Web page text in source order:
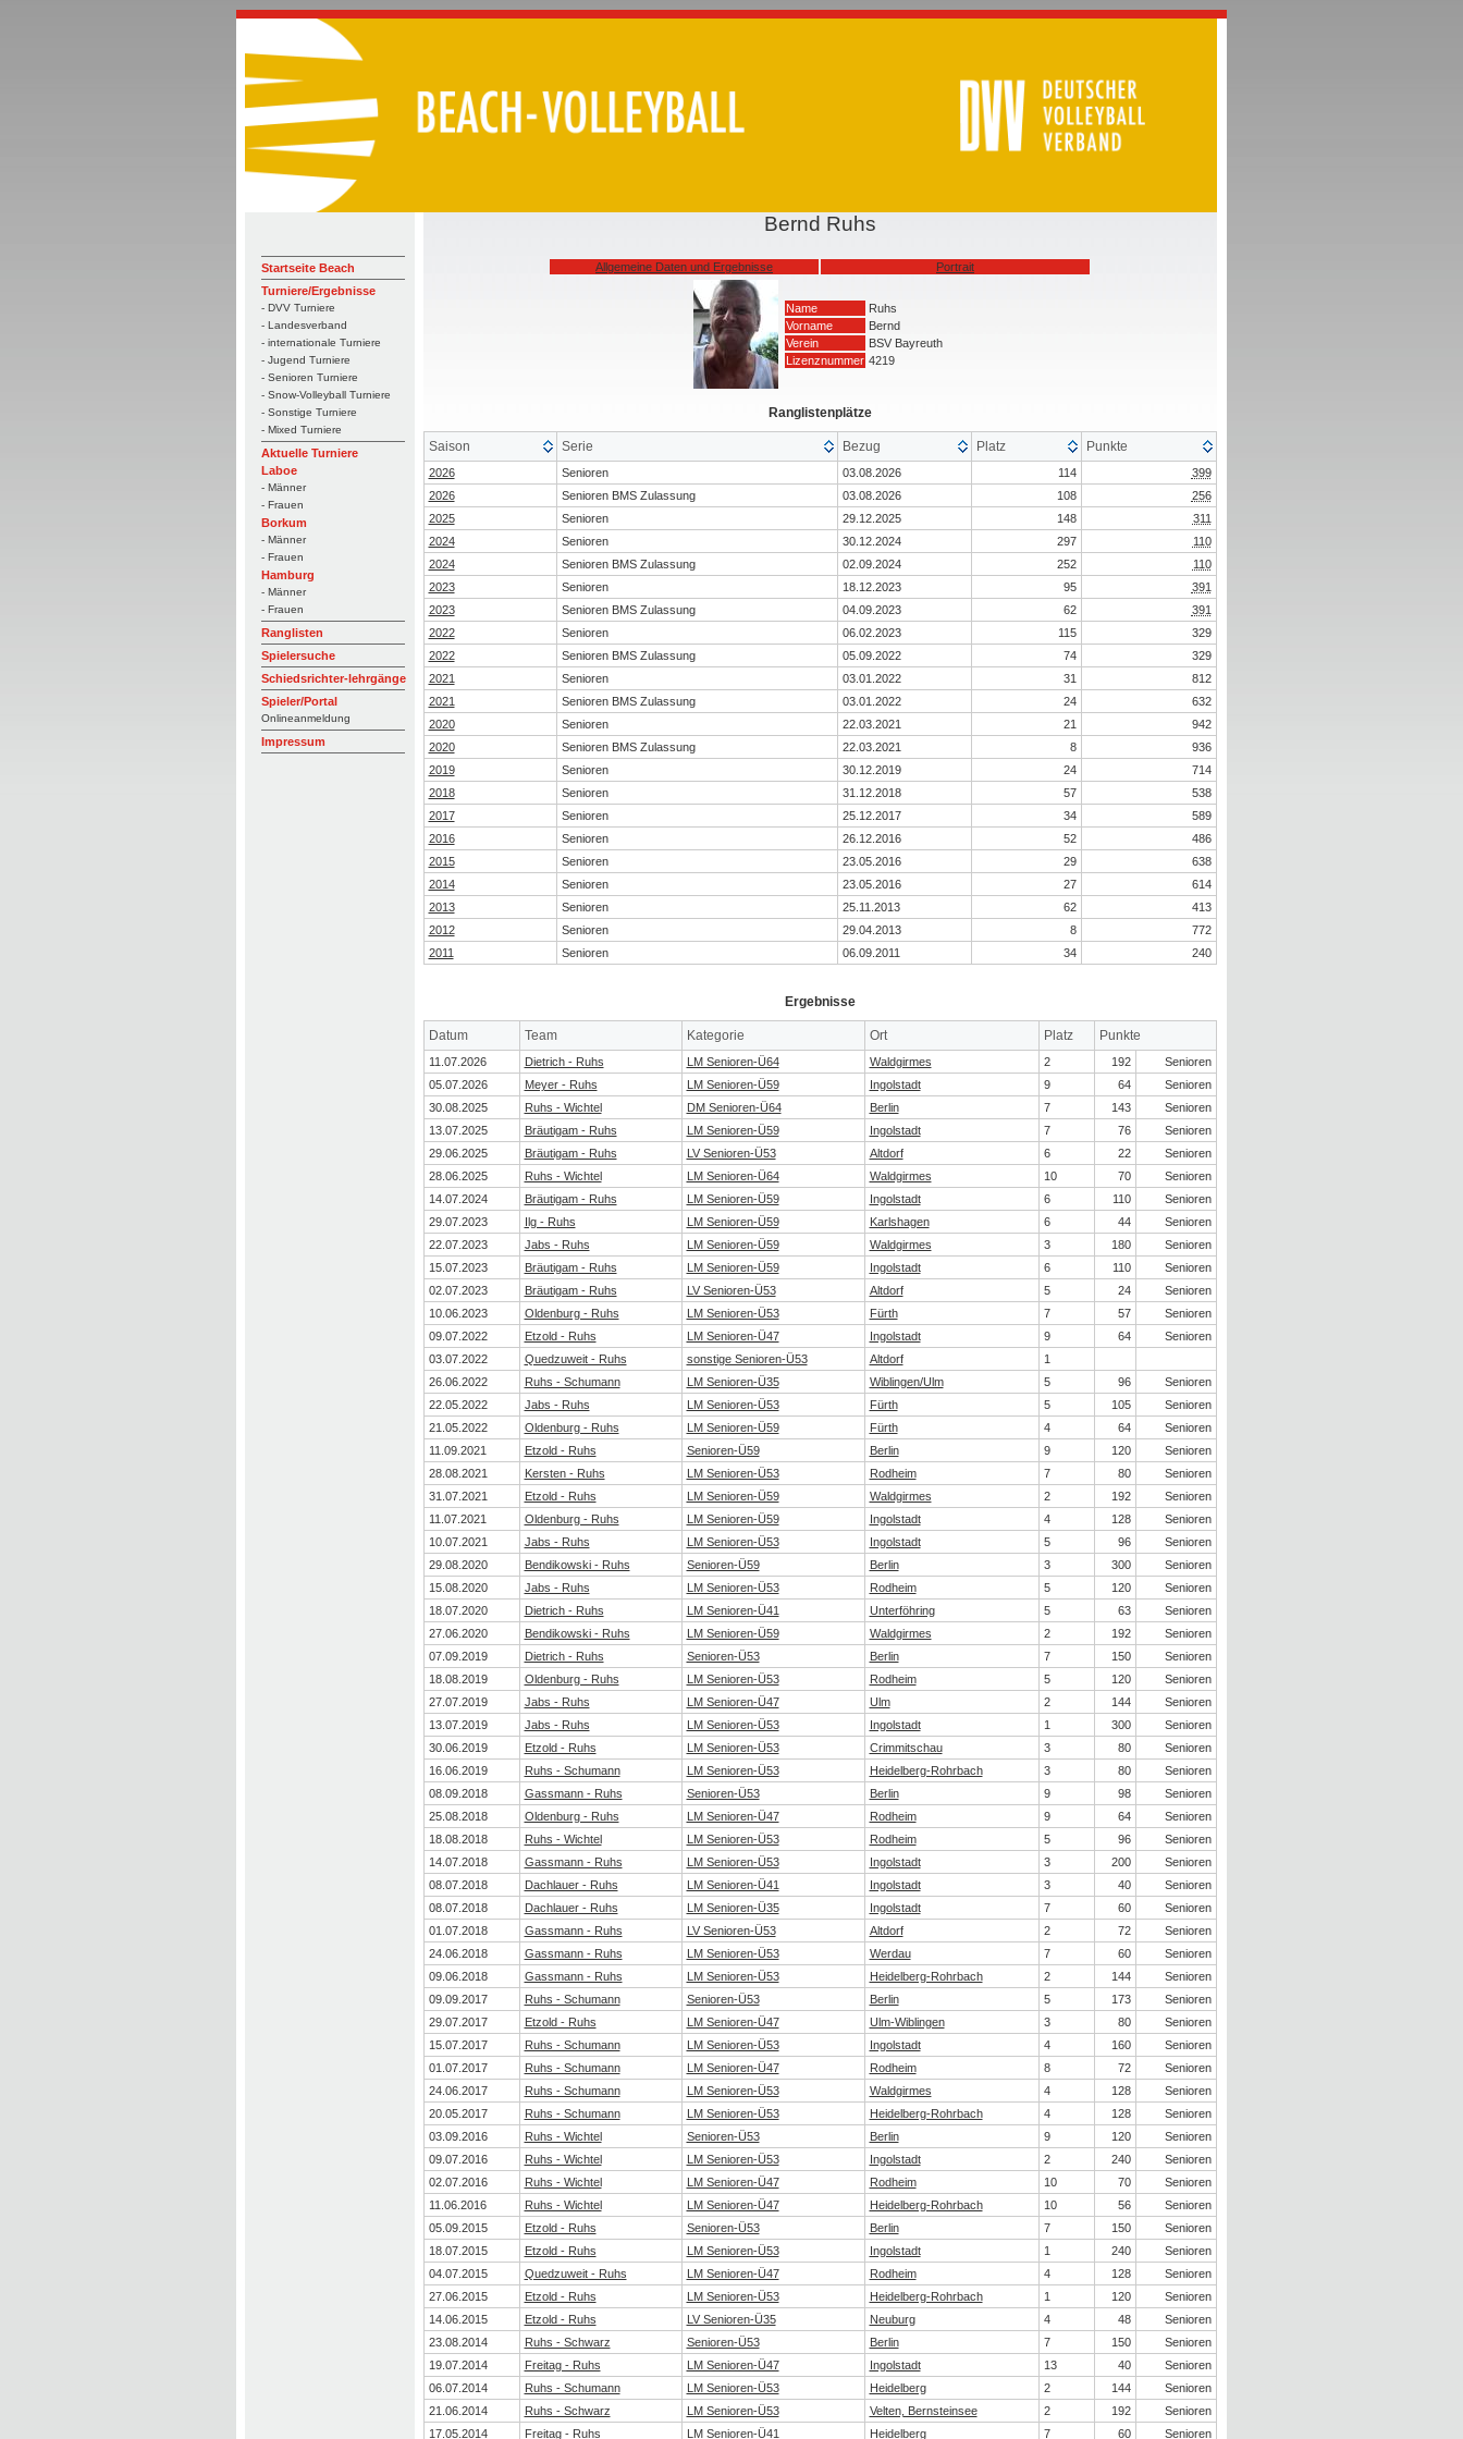
Startseite Beach
Turniere/Ergebnisse
- DVV Turniere
- Landesverband
- internationale Turniere
- Jugend Turniere
- Senioren Turniere
- Snow-Volleyball Turniere
- Sonstige Turniere
- Mixed Turniere
Aktuelle Turniere
Laboe
- Männer
- Frauen
Borkum
- Männer
- Frauen
Hamburg
- Männer
- Frauen
Ranglisten
Spielersuche
Schiedsrichter-lehrgänge
Spieler/Portal
Onlineanmeldung
Impressum
Bernd Ruhs
Allgemeine Daten und Ergebnisse Portrait
Name
Ruhs
Vorname
Bernd
Verein
BSV Bayreuth
Lizenznummer 4219
Ranglistenplätze
Saison Serie Bezug Platz Punkte
2026 Senioren 03.08.2026 114
399
2026
Senioren BMS Zulassung 03.08.2026 108
256
2025
Senioren 29.12.2025 148
311
2024
Senioren 30.12.2024 297
110
2024
Senioren BMS Zulassung 02.09.2024 252
110
2023
Senioren 18.12.2023 95
391
2023
Senioren BMS Zulassung 04.09.2023 62
391
2022
Senioren 06.02.2023 115
329
2022
Senioren BMS Zulassung 05.09.2022 74
329
2021
Senioren 03.01.2022 31
812
2021
Senioren BMS Zulassung 03.01.2022 24
632
2020
Senioren 22.03.2021 21
942
2020
Senioren BMS Zulassung 22.03.2021 8
936
2019
Senioren 30.12.2019 24
714
2018
Senioren 31.12.2018 57
538
2017
Senioren 25.12.2017 34
589
2016
Senioren 26.12.2016 52
486
2015
Senioren 23.05.2016 29
638
2014
Senioren 23.05.2016 27
614
2013
Senioren 25.11.2013 62
413
2012
Senioren 29.04.2013 8
772
2011
Senioren 06.09.2011 34 240
Ergebnisse
Datum Team Kategorie Ort Platz Punkte
11.07.2026 Dietrich - Ruhs LM Senioren-Ü64 Waldgirmes 2 192
Senioren
05.07.2026
Meyer - Ruhs LM Senioren-Ü59 Ingolstadt 9 64
Senioren
30.08.2025
Ruhs - Wichtel DM Senioren-Ü64 Berlin 7 143
Senioren
13.07.2025
Bräutigam - Ruhs LM Senioren-Ü59 Ingolstadt 7 76
Senioren
29.06.2025
Bräutigam - Ruhs LV Senioren-Ü53 Altdorf 6 22
Senioren
28.06.2025
Ruhs - Wichtel LM Senioren-Ü64 Waldgirmes 10 70
Senioren
14.07.2024
Bräutigam - Ruhs LM Senioren-Ü59 Ingolstadt 6 110
Senioren
29.07.2023
Ilg - Ruhs LM Senioren-Ü59 Karlshagen 6 44
Senioren
22.07.2023
Jabs - Ruhs LM Senioren-Ü59 Waldgirmes 3 180
Senioren
15.07.2023
Bräutigam - Ruhs LM Senioren-Ü59 Ingolstadt 6 110
Senioren
02.07.2023
Bräutigam - Ruhs LV Senioren-Ü53 Altdorf 5 24
Senioren
10.06.2023
Oldenburg - Ruhs LM Senioren-Ü53 Fürth 7 57
Senioren
09.07.2022
Etzold - Ruhs LM Senioren-Ü47 Ingolstadt 9 64
Senioren
03.07.2022
Quedzuweit - Ruhs sonstige Senioren-Ü53 Altdorf
1
26.06.2022
Ruhs - Schumann LM Senioren-Ü35 Wiblingen/Ulm 5 96
Senioren
22.05.2022
Jabs - Ruhs LM Senioren-Ü53 Fürth 5 105
Senioren
21.05.2022
Oldenburg - Ruhs LM Senioren-Ü59 Fürth 4 64
Senioren
11.09.2021
Etzold - Ruhs Senioren-Ü59 Berlin 9 120
Senioren
28.08.2021
Kersten - Ruhs LM Senioren-Ü53 Rodheim 7 80
Senioren
31.07.2021
Etzold - Ruhs LM Senioren-Ü59 Waldgirmes 2 192
Senioren
11.07.2021
Oldenburg - Ruhs LM Senioren-Ü59 Ingolstadt 4 128
Senioren
10.07.2021
Jabs - Ruhs LM Senioren-Ü53 Ingolstadt 5 96
Senioren
29.08.2020
Bendikowski - Ruhs Senioren-Ü59 Berlin 3 300
Senioren
15.08.2020
Jabs - Ruhs LM Senioren-Ü53 Rodheim 5 120
Senioren
18.07.2020
Dietrich - Ruhs LM Senioren-Ü41 Unterföhring 5 63
Senioren
27.06.2020
Bendikowski - Ruhs LM Senioren-Ü59 Waldgirmes 2 192
Senioren
07.09.2019
Dietrich - Ruhs Senioren-Ü53 Berlin 7 150
Senioren
18.08.2019
Oldenburg - Ruhs LM Senioren-Ü53 Rodheim 5 120
Senioren
27.07.2019
Jabs - Ruhs LM Senioren-Ü47 Ulm 2 144
Senioren
13.07.2019
Jabs - Ruhs LM Senioren-Ü53 Ingolstadt 1 300
Senioren
30.06.2019
Etzold - Ruhs LM Senioren-Ü53 Crimmitschau 3 80
Senioren
16.06.2019
Ruhs - Schumann LM Senioren-Ü53 Heidelberg-Rohrbach 3 80
Senioren
08.09.2018
Gassmann - Ruhs Senioren-Ü53 Berlin 9 98
Senioren
25.08.2018
Oldenburg - Ruhs LM Senioren-Ü47 Rodheim 9 64
Senioren
18.08.2018
Ruhs - Wichtel LM Senioren-Ü53 Rodheim 5 96
Senioren
14.07.2018
Gassmann - Ruhs LM Senioren-Ü53 Ingolstadt 3 200
Senioren
08.07.2018
Dachlauer - Ruhs LM Senioren-Ü41 Ingolstadt 3 40
Senioren
08.07.2018
Dachlauer - Ruhs LM Senioren-Ü35 Ingolstadt 7 60
Senioren
01.07.2018
Gassmann - Ruhs LV Senioren-Ü53 Altdorf 2 72
Senioren
24.06.2018
Gassmann - Ruhs LM Senioren-Ü53 Werdau 7 60
Senioren
09.06.2018
Gassmann - Ruhs LM Senioren-Ü53 Heidelberg-Rohrbach 2 144
Senioren
09.09.2017
Ruhs - Schumann Senioren-Ü53 Berlin 5 173
Senioren
29.07.2017
Etzold - Ruhs LM Senioren-Ü47 Ulm-Wiblingen 3 80
Senioren
15.07.2017
Ruhs - Schumann LM Senioren-Ü53 Ingolstadt 4 160
Senioren
01.07.2017
Ruhs - Schumann LM Senioren-Ü47 Rodheim 8 72
Senioren
24.06.2017
Ruhs - Schumann LM Senioren-Ü53 Waldgirmes 4 128
Senioren
20.05.2017
Ruhs - Schumann LM Senioren-Ü53 Heidelberg-Rohrbach 4 128
Senioren
03.09.2016
Ruhs - Wichtel Senioren-Ü53 Berlin 9 120
Senioren
09.07.2016
Ruhs - Wichtel LM Senioren-Ü53 Ingolstadt 2 240
Senioren
02.07.2016
Ruhs - Wichtel LM Senioren-Ü47 Rodheim 10 70
Senioren
11.06.2016
Ruhs - Wichtel LM Senioren-Ü47 Heidelberg-Rohrbach 10 56
Senioren
05.09.2015
Etzold - Ruhs Senioren-Ü53 Berlin 7 150
Senioren
18.07.2015
Etzold - Ruhs LM Senioren-Ü53 Ingolstadt 1 240
Senioren
04.07.2015
Quedzuweit - Ruhs LM Senioren-Ü47 Rodheim 4 128
Senioren
27.06.2015
Etzold - Ruhs LM Senioren-Ü53 Heidelberg-Rohrbach 1 120
Senioren
14.06.2015
Etzold - Ruhs LV Senioren-Ü35 Neuburg 4 48
Senioren
23.08.2014
Ruhs - Schwarz Senioren-Ü53 Berlin 7 150
Senioren
19.07.2014
Freitag - Ruhs LM Senioren-Ü47 Ingolstadt 13 40
Senioren
06.07.2014
Ruhs - Schumann LM Senioren-Ü53 Heidelberg 2 144
Senioren
21.06.2014
Ruhs - Schwarz LM Senioren-Ü53 Velten, Bernsteinsee 2 192
Senioren
17.05.2014
Freitag - Ruhs LM Senioren-Ü41 Heidelberg 7 60 Senioren